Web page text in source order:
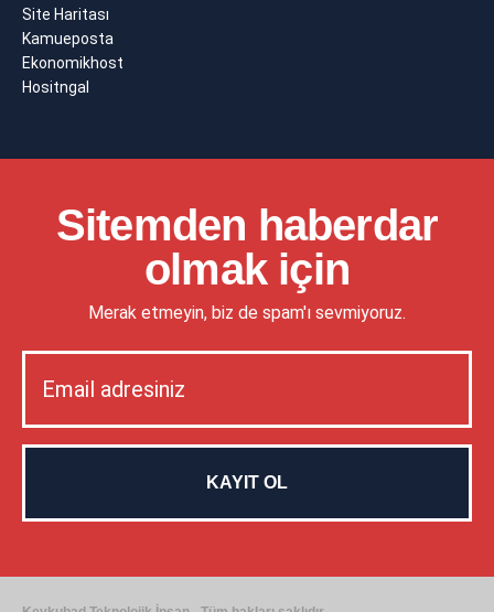
Site Haritası
Kamueposta
Ekonomikhost
Hositngal
Sitemden haberdar
olmak için
Merak etmeyin, biz de spam'ı sevmiyoruz.